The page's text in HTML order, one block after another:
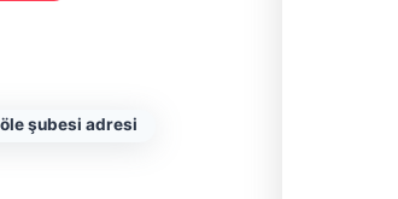
şubesi adresi